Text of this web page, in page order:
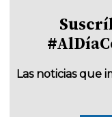
Las noticias que